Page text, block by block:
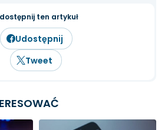
długoterminowe.
ten artykuł
Udostępnij
Tweet